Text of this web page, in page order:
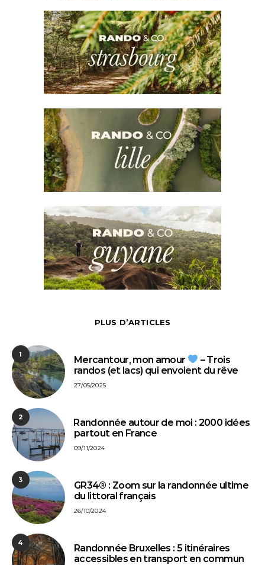
PLUS D’ARTICLES
1
Mercantour, mon amour
– Trois
randos (et lacs) qui envoient du rêve
27/05/2025
2
⁠Randonnée autour de moi : 2000 idées
partout en France
09/11/2024
3
GR34® : Zoom sur la randonnée ultime
du littoral français
26/10/2024
4
Randonnée Bruxelles : 5 itinéraires
accessibles en transport en commun